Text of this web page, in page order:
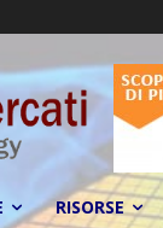
RISORSE